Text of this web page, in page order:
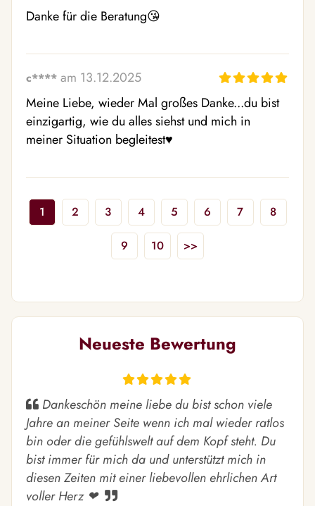
Danke für die Beratung😘
c**** am 13.12.2025
Meine Liebe, wieder Mal großes Danke...du bist
einzigartig, wie du alles siehst und mich in
meiner Situation begleitest♥  ️
1 2 3 4 5 6 7 8
9 10 >>
Neueste Bewertung
Dankeschön meine liebe du bist schon viele
Jahre an meiner Seite wenn ich mal wieder ratlos
bin oder die gefühlswelt auf dem Kopf steht. Du
bist immer für mich da und unterstützt mich in
diesen Zeiten mit einer liebevollen ehrlichen Art
voller Herz ❤ ️